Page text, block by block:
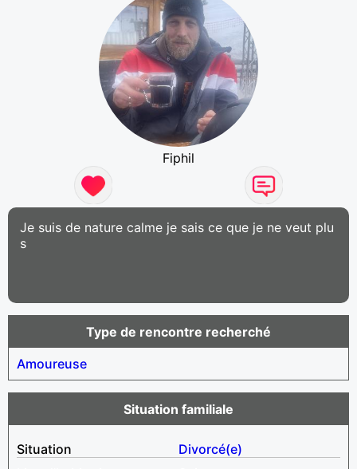
Fiphil
Je suis de nature calme je sais ce que je ne veut plu
s
Type de rencontre recherché
Amoureuse
Situation familiale
Situation
Divorcé(e)